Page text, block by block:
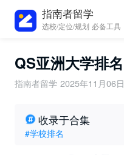
指南者留学
选校/定位/规划 必备工具
QS亚洲大学排名
指南者留学 2025年11月06日
收录于合集
#学校排名